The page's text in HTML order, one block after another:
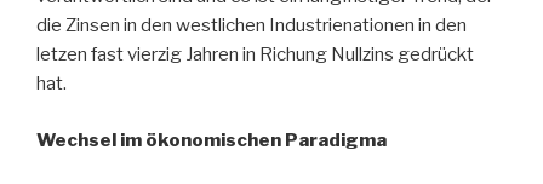
die Zinsen in den westlichen Industrienationen in den
letzen fast vierzig Jahren in Richung Nullzins gedrückt
hat.
Wechsel im ökonomischen Paradigma